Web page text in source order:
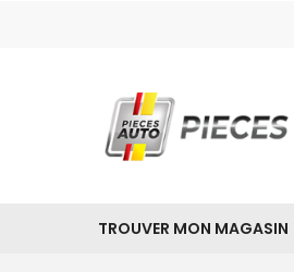
TROUVER MON MAGASIN